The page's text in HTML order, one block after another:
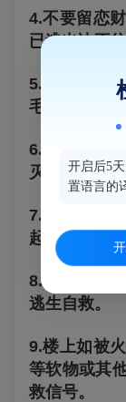
4.不要留恋
已逃出决不
5. 在浓烟中
毛巾捂住嘴鼻
6. 如果身上
灭身上火苗。
7. 不要盲目
起来，紧拴
8. 充分利用
逃生自救。
9.楼上如被
等软物或其
救信号。
开启后5
置语言的